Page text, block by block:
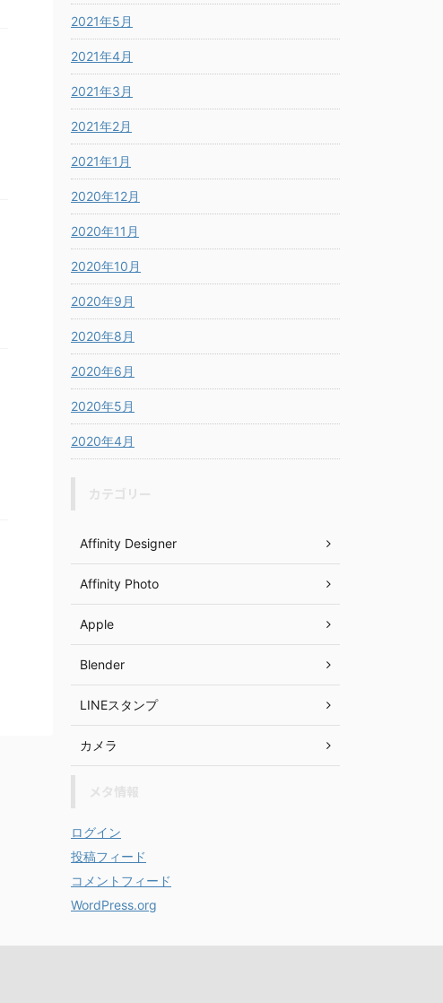
2021年5月
2021年4月
2021年3月
2021年2月
2021年1月
2020年12月
2020年11月
2020年10月
2020年9月
2020年8月
2020年6月
2020年5月
2020年4月
Affinity Designer
Affinity Photo
Apple
Blender
LINEスタンプ
カメラ
ログイン
投稿フィード
コメントフィード
WordPress.org